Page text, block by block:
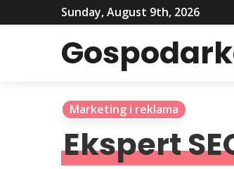
Sunday, August 9th, 2026
Marketing i reklama
Ekspert